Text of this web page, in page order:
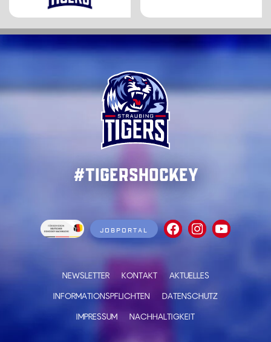
#TigersHockey
JOBPORTAL
NEWSLETTER KONTAKT
AKTUELLES
INFORMATIONSPFLICHTEN
DATENSCHUTZ
IMPRESSUM
NACHHALTIGKEIT